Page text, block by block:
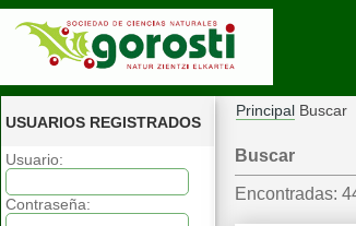
USUARIOS REGISTRADOS
Usuario:
Contraseña:
Principal Buscar
Buscar
Encontradas: